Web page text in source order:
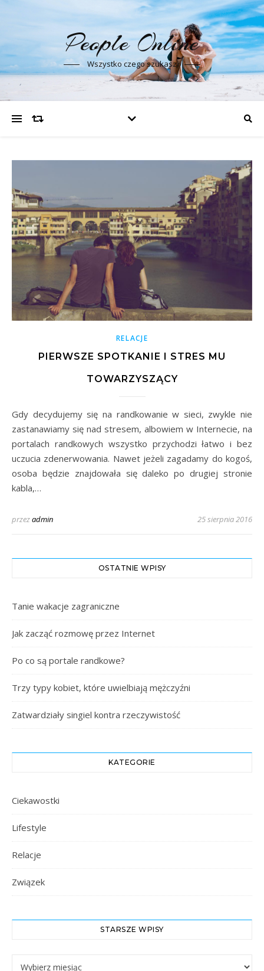
People Online
Wszystko czego szukasz
RELACJE
PIERWSZE SPOTKANIE I STRES MU
TOWARZYSZĄCY
Gdy decydujemy się na randkowanie w sieci, zwykle nie
zastanawiamy się nad stresem, albowiem w Internecie, na
portalach randkowych wszystko przychodzi łatwo i bez
uczucia zdenerwowania. Nawet jeżeli zagadamy do kogoś,
osoba będzie znajdowała się daleko po drugiej stronie
kabla,…
przezadmin 25 sierpnia 2016
OSTATNIE WPISY
Tanie wakacje zagraniczne
Jak zacząć rozmowę przez Internet
Po co są portale randkowe?
Trzy typy kobiet, które uwielbiają mężczyźni
Zatwardziały singiel kontra rzeczywistość
KATEGORIE
Ciekawostki
Lifestyle
Relacje
Związek
STARSZE WPISY